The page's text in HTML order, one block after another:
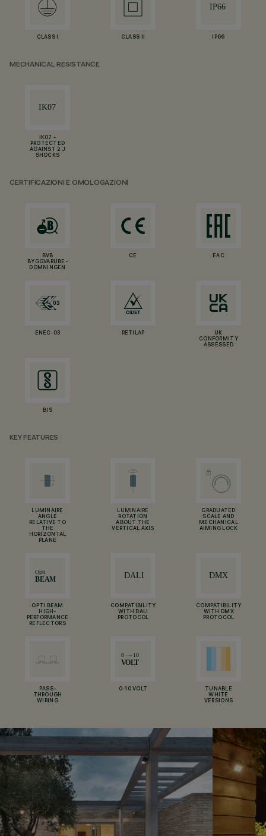
CLASS I CLASS II IP66
MECHANICAL RESISTANCE
IK07 -
PROTECTED
AGAINST 2 J
SHOCKS
CERTIFICAZIONI E OMOLOGAZIONI
BVB
BYGGVARUBE-
DÖMNINGEN
CE EAC
ENEC-03 RETILAP
UK
CONFORMITY
ASSESSED
BIS
KEY FEATURES
LUMINAIRE
ANGLE
RELATIVE TO
THE
HORIZONTAL
PLANE
LUMINAIRE
ROTATION
ABOUT THE
VERTICAL AXIS
GRADUATED
SCALE AND
MECHANICAL
AIMING LOCK
OPTI BEAM
HIGH-
PERFORMANCE
REFLECTORS
COMPATIBILITY
WITH DALI
PROTOCOL
COMPATIBILITY
WITH DMX
PROTOCOL
PASS-
THROUGH
WIRING
0-10 VOLT
TUNABLE
WHITE
VERSIONS